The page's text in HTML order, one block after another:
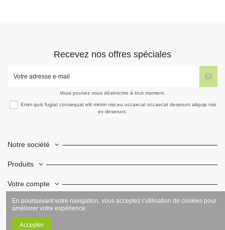
Recevez nos offres spéciales
Vous pouvez vous désinscrire à tout moment.
Enim quis fugiat consequat elit minim nisi eu occaecat occaecat deserunt aliquip nisi
ex deserunt.
Notre société
Produits
Votre compte
Informations
En poursuivant votre navigation, vous acceptez l’utilisation de cookies pour
améliorer votre expérience.
Accepter